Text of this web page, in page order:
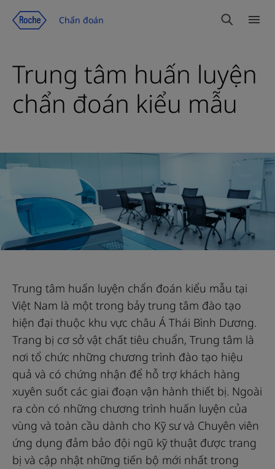
Chẩn đoán
Tìm
Trung tâm huấn luyện
chẩn đoán kiểu mẫu
Trung tâm huấn luyện chẩn đoán kiểu mẫu tại
Việt Nam là một trong bảy trung tâm đào tạo
hiện đại thuộc khu vực châu Á Thái Bình Dương.
Trang bị cơ sở vật chất tiêu chuẩn, Trung tâm là
nơi tổ chức những chương trình đào tạo hiệu
quả và có chứng nhận để hỗ trợ khách hàng
xuyên suốt các giai đoạn vận hành thiết bị. Ngoài
ra còn có những chương trình huấn luyện của
vùng và toàn cầu dành cho Kỹ sư và Chuyên viên
ứng dụng đảm bảo đội ngũ kỹ thuật được trang
bị và cập nhật những tiến bộ mới nhất trong